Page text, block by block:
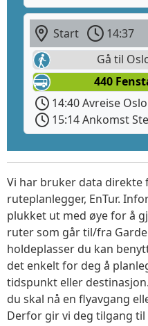
Start 14:37
Gå til
440
14:40 Avreise
15:14 Ankomst
Vi har bruker data direkte
ruteplanlegger, EnTur.
plukket ut med øye for å
ruter som går til/fra
holdeplasser du kan
det enkelt for deg å
tidspunkt eller
du skal nå en flyavgang
Derfor gir vi deg tilgang